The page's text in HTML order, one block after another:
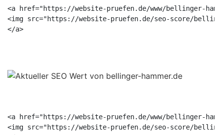
<a href="https://website-pruefen.de/www/bellinger-
<img src="https://website-pruefen.de/seo-score/
<a href="https://website-pruefen.de/www/bellinger-
<img src="https://website-pruefen.de/seo-score/